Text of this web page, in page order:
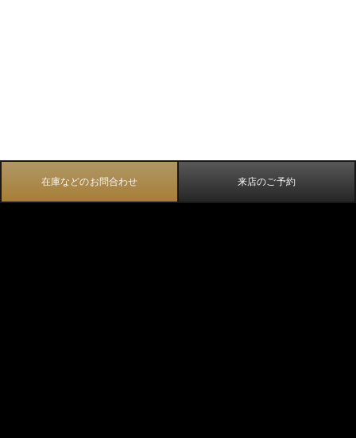
在庫などのお問合わせ 来店のご予約